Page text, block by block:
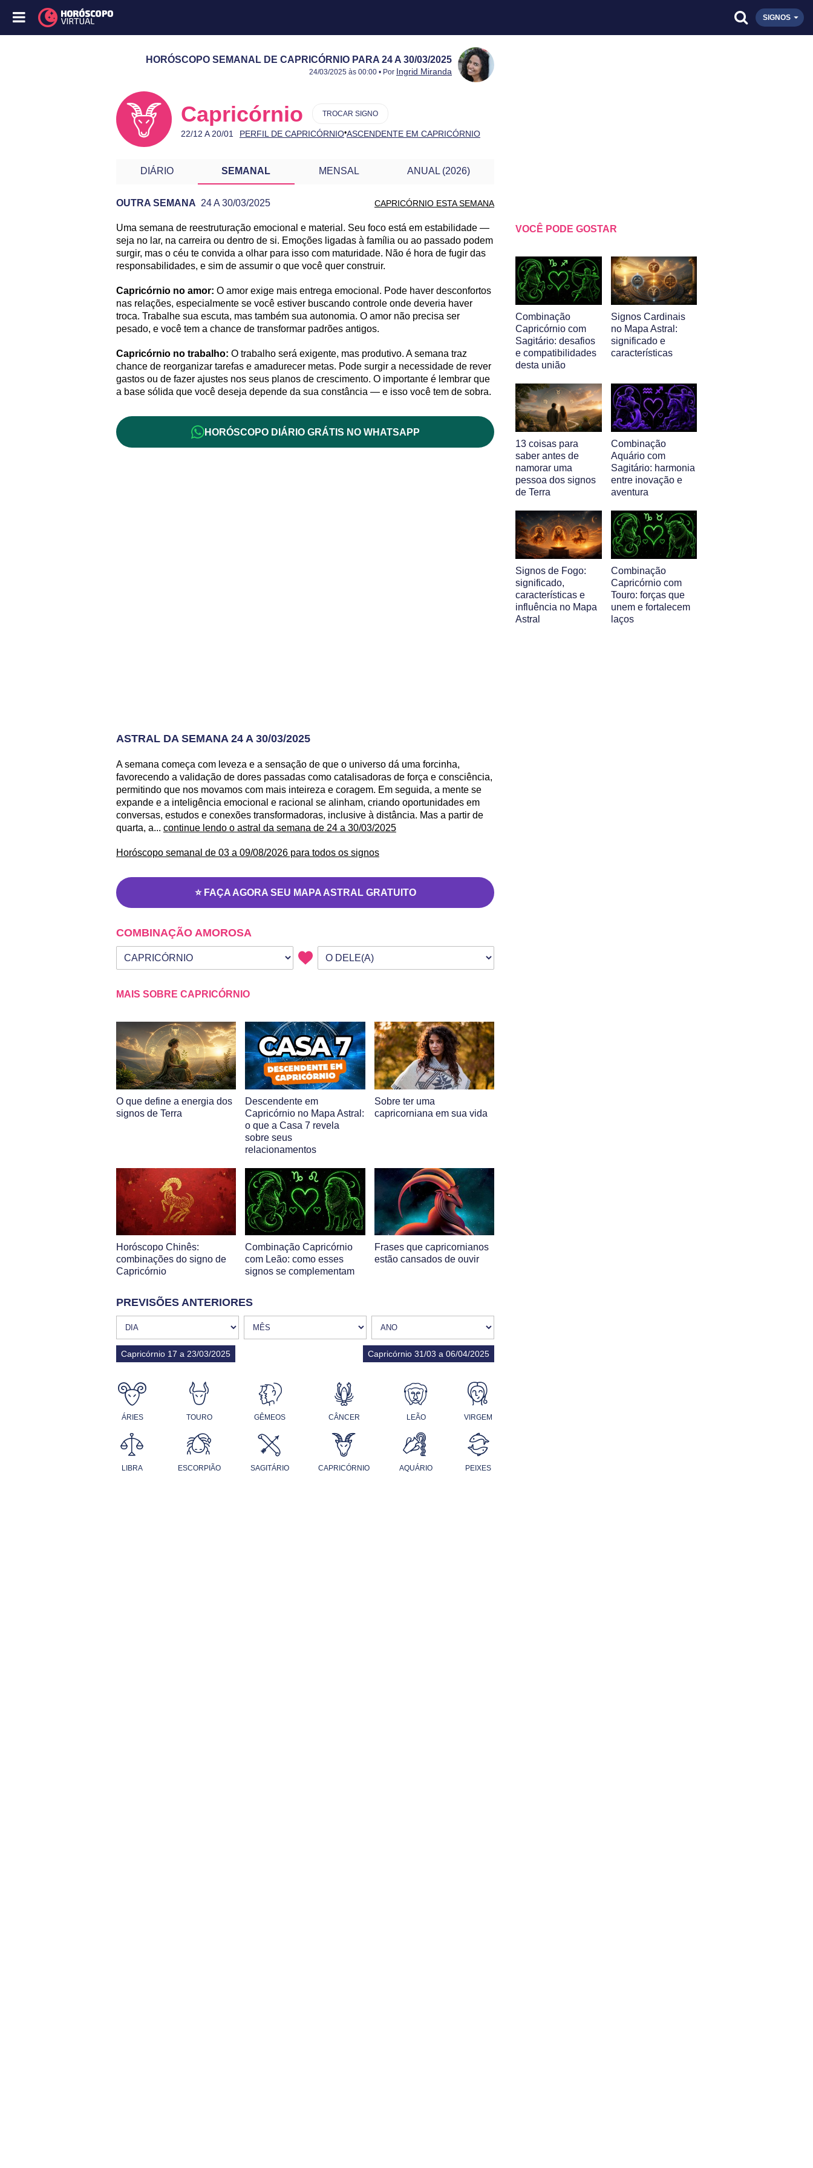
SIGNOS
HORÓSCOPO SEMANAL DE CAPRICÓRNIO PARA 24 A 30/03/2025
Publicado:
24 a 30/03/2025
Atualizado:
24 a 30/03/2025
24/03/2025 às 00:00 • Por Ingrid Miranda
Capricórnio
22/12 A 20/01 PERFIL DE CAPRICÓRNIO•ASCENDENTE EM CAPRICÓRNIO
TROCAR SIGNO
DIÁRIO SEMANAL MENSAL ANUAL (2026)
OUTRA SEMANA 24 A 30/03/2025 CAPRICÓRNIO ESTA SEMANA
PREVISÃO DE CAPRICÓRNIO PARA OUTRA SEMANA
Uma semana de reestruturação emocional e material. Seu foco está em estabilidade —
seja no lar, na carreira ou dentro de si. Emoções ligadas à família ou ao passado podem
surgir, mas o céu te convida a olhar para isso com maturidade. Não é hora de fugir das
responsabilidades, e sim de assumir o que você quer construir.
Capricórnio no amor: O amor exige mais entrega emocional. Pode haver desconfortos
nas relações, especialmente se você estiver buscando controle onde deveria haver
troca. Trabalhe sua escuta, mas também sua autonomia. O amor não precisa ser
pesado, e você tem a chance de transformar padrões antigos.
Capricórnio no trabalho: O trabalho será exigente, mas produtivo. A semana traz
chance de reorganizar tarefas e amadurecer metas. Pode surgir a necessidade de rever
gastos ou de fazer ajustes nos seus planos de crescimento. O importante é lembrar que
a base sólida que você deseja depende da sua constância — e isso você tem de sobra.
HORÓSCOPO DIÁRIO GRÁTIS NO WHATSAPP
ASTRAL DA SEMANA 24 A 30/03/2025
A semana começa com leveza e a sensação de que o universo dá uma forcinha,
favorecendo a validação de dores passadas como catalisadoras de força e consciência,
permitindo que nos movamos com mais inteireza e coragem. Em seguida, a mente se
expande e a inteligência emocional e racional se alinham, criando oportunidades em
conversas, estudos e conexões transformadoras, inclusive à distância. Mas a partir de
quarta, a... continue lendo o astral da semana de 24 a 30/03/2025
Horóscopo semanal de 03 a 09/08/2026 para todos os signos
⭐ FAÇA AGORA SEU MAPA ASTRAL GRATUITO
COMBINAÇÃO AMOROSA
Seu signo
Signo da outra pessoa
MAIS SOBRE CAPRICÓRNIO
O que define a energia dos
signos de Terra
Descendente em
Capricórnio no Mapa Astral:
o que a Casa 7 revela
sobre seus
relacionamentos
Sobre ter uma
capricorniana em sua vida
Horóscopo Chinês:
combinações do signo de
Capricórnio
Combinação Capricórnio
com Leão: como esses
signos se complementam
Frases que capricornianos
estão cansados de ouvir
PREVISÕES ANTERIORES
Capricórnio 17 a 23/03/2025 Capricórnio 31/03 a 06/04/2025
ÁRIES TOURO GÊMEOS CÂNCER LEÃO VIRGEM
LIBRA ESCORPIÃO SAGITÁRIO CAPRICÓRNIO AQUÁRIO PEIXES
VOCÊ PODE GOSTAR
Combinação
Capricórnio com
Sagitário: desafios
e compatibilidades
desta união
Signos Cardinais
no Mapa Astral:
significado e
características
13 coisas para
saber antes de
namorar uma
pessoa dos signos
de Terra
Combinação
Aquário com
Sagitário: harmonia
entre inovação e
aventura
Signos de Fogo:
significado,
características e
influência no Mapa
Astral
Combinação
Capricórnio com
Touro: forças que
unem e fortalecem
laços